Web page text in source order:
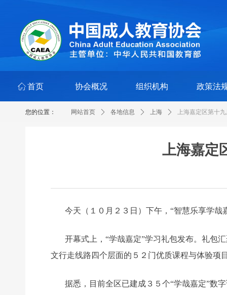
ꀇ 首页 协会概况 组织机构 政策法
网站首页 ꄲ 各地信息 ꄲ 上海 ꄲ 上海嘉定区第十
您的位置：
上海嘉定
今天（１０月２３日）下午，“智慧乐享学
开幕式上，“学哉嘉定”学习礼包发布。礼包
文行走线路四个层面的５２门优质课程与体验项
据悉，目前全区已建成３５个“学哉嘉定”数